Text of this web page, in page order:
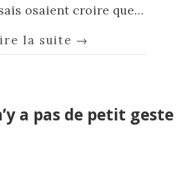
osaient croire que…
la suite →
a pas de petit geste